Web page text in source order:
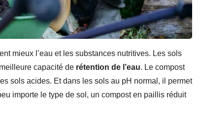
mieux l’eau et les substances nutritives. Les sols
capacité de rétention de l’eau. Le compost
sols acides. Et dans les sols au pH normal, il permet
importe le type de sol, un compost en paillis réduit